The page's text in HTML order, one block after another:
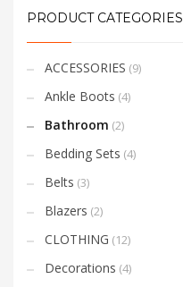
PRODUCT CATEGORIES
ACCESSORIES (9)
Ankle Boots (4)
Bathroom (2)
Bedding Sets (4)
Belts (3)
Blazers (2)
CLOTHING (12)
Decorations (4)